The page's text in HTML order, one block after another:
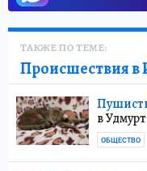
ТАКЖЕ ПО ТЕМЕ:
Происшествия в
в
ОБЩЕСТВО